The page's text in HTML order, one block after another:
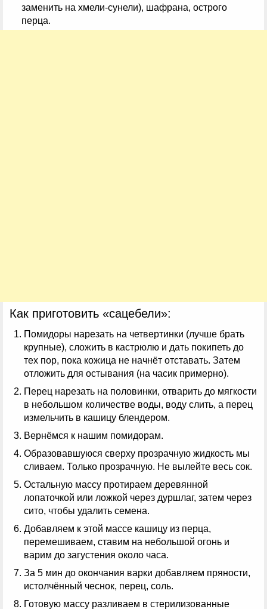
заменить на хмели-сунели), шафрана, острого
перца.
Как приготовить «сацебели»:
Помидоры нарезать на четвертинки (лучше брать
крупные), сложить в кастрюлю и дать покипеть до
тех пор, пока кожица не начнёт отставать. Затем
отложить для остывания (на часик примерно).
Перец нарезать на половинки, отварить до мягкости
в небольшом количестве воды, воду слить, а перец
измельчить в кашицу блендером.
Вернёмся к нашим помидорам.
Образовавшуюся сверху прозрачную жидкость мы
сливаем. Только прозрачную. Не вылейте весь сок.
Остальную массу протираем деревянной
лопаточкой или ложкой через дуршлаг, затем через
сито, чтобы удалить семена.
Добавляем к этой массе кашицу из перца,
перемешиваем, ставим на небольшой огонь и
варим до загустения около часа.
За 5 мин до окончания варки добавляем пряности,
истолчённый чеснок, перец, соль.
Готовую массу разливаем в стерилизованные